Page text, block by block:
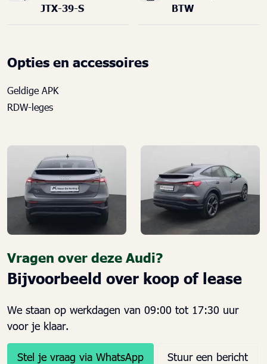
JTX-39-S BTW
Opties en accessoires
Geldige APK
RDW-leges
Vragen over deze Audi?
Bijvoorbeeld over koop of lease
We staan op werkdagen van 09:00 tot 17:30 uur
voor je klaar.
Stel je vraag via WhatsApp Stuur een bericht